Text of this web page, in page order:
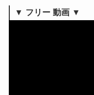
▼ フリー 動画 ▼